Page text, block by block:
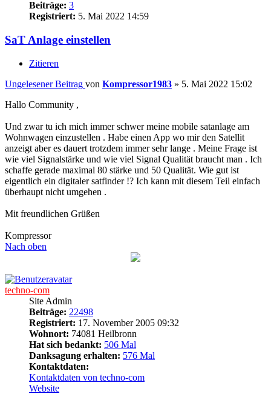
Beiträge: 3
Registriert: 5. Mai 2022 14:59
SaT Anlage einstellen
Zitieren
Ungelesener Beitrag von Kompressor1983 » 5. Mai 2022 15:02
Hallo Community ,
Und zwar tu ich mich immer schwer meine mobile satanlage am
Wohnwagen einzustellen . Habe einen App wo mir den Satellit
anzeigt aber es dauert trotzdem immer sehr lange . Meine Frage ist
wie viel Signalstärke und wie viel Signal Qualität braucht man . Ich
schaffe gerade maximal 80 stärke und 50 Qualität. Wie gut ist
eigentlich ein digitaler satfinder !? Ich kann mit diesem Teil einfach
überhaupt nicht umgehen .
Mit freundlichen Grüßen
Kompressor
Nach oben
techno-com
Site Admin
Beiträge: 22498
Registriert: 17. November 2005 09:32
Wohnort: 74081 Heilbronn
Hat sich bedankt: 506 Mal
Danksagung erhalten: 576 Mal
Kontaktdaten:
Kontaktdaten von techno-com
Website